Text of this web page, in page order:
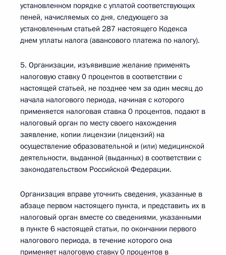
установленном порядке с уплатой соответствующих
пеней, начисляемых со дня, следующего за
установленным статьей 287 настоящего Кодекса
днем уплаты налога (авансового платежа по налогу).
5. Организации, изъявившие желание применять
налоговую ставку 0 процентов в соответствии с
настоящей статьей, не позднее чем за один месяц до
начала налогового периода, начиная с которого
применяется налоговая ставка 0 процентов, подают в
налоговый орган по месту своего нахождения
заявление, копии лицензии (лицензий) на
осуществление образовательной и (или) медицинской
деятельности, выданной (выданных) в соответствии с
законодательством Российской Федерации.
Организация вправе уточнить сведения, указанные в
абзаце первом настоящего пункта, и представить их в
налоговый орган вместе со сведениями, указанными
в пункте 6 настоящей статьи, по окончании первого
налогового периода, в течение которого она
применяет налоговую ставку 0 процентов в